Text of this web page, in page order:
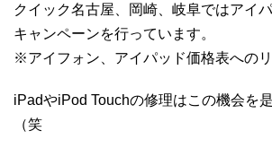
クイック名古屋、岡崎、岐阜ではアイ
キャンペーンを行っています。
※アイフォン、アイパッド価格表への
iPadやiPod Touchの修理はこの機会を
（笑